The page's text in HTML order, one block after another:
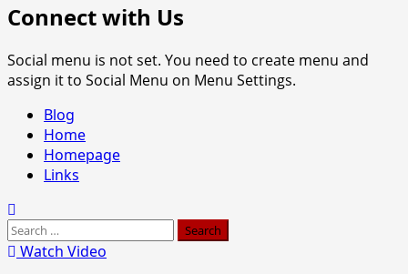
Connect with Us
Social menu is not set. You need to create menu and
assign it to Social Menu on Menu Settings.
Primary
Menu
Blog
Home
Homepage
Links
Search
for:Watch Video